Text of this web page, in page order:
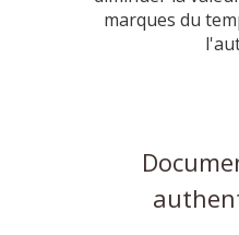
marques du